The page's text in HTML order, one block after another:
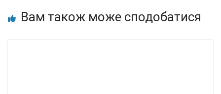
Вам також може сподобатися